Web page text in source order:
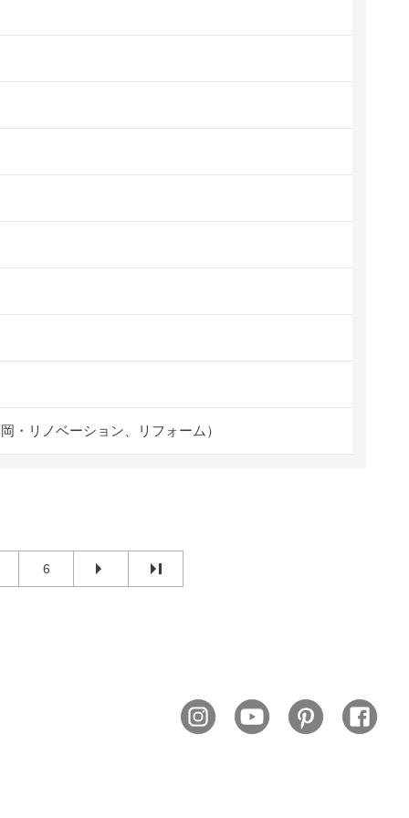
・リノベーション、リフォーム）
6